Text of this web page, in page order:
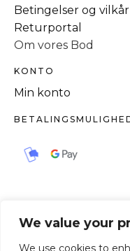
We value your
We use cookies to
Betingelser og vilkår
Returportal
Om vores Bod
KONTO
Min konto